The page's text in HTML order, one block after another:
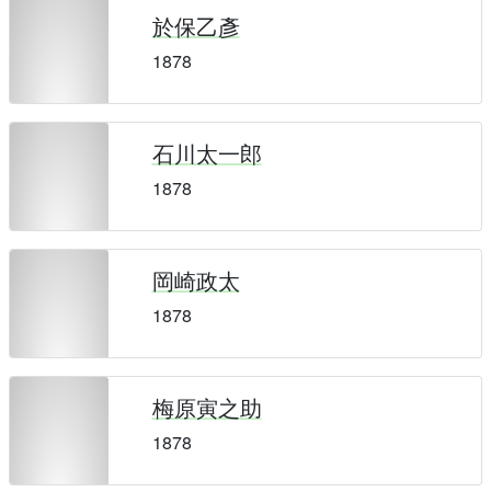
於保乙彥
1878
石川太一郎
1878
岡崎政太
1878
梅原寅之助
1878